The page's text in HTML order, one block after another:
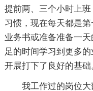
提前两、三个小时上
习惯，现在每天都是
业务书或准备准备一
足的时间学习到更多
开展打下了良好的基础
我工作过的岗位